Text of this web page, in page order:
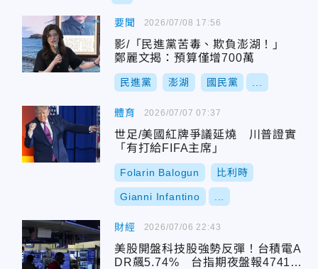
要聞
影/「民進黨苦毒、欺負澎湖！」
鄭麗文揭：預算僅增700萬
民進黨 澎湖 國民黨
2026/07/08 17:56
體育
世足/美國紅牌爭議延燒 川普證實
「有打給FIFA主席」
Folarin Balogun 比利時
Gianni Infantino
2026/07/07 07:37
財經
美股開盤科技股強勢反彈！台積電A
DR飆5.74% 台指期夜盤報47410
2026/07/06 22:43